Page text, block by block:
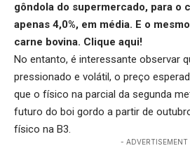
gôndola do supermercado, para o
apenas 4,0%, em média. E o
carne bovina. Clique aqui!
No entanto, é interessante observar
pressionado e volátil, o preço
que o físico na parcial da segunda
futuro do boi gordo a partir de
físico na B3.
- ADVERTISEMENT